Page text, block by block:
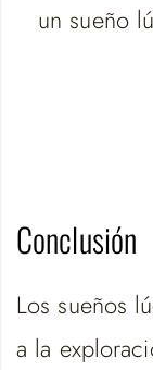
un sueño
Conclusión
Los sueños
a la